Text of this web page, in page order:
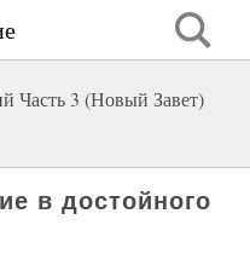
Часть 3 (Новый Завет)
в достойного